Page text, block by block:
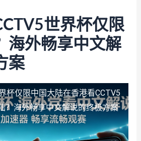
世界杯仅限
海外畅享中文解
案
杯仅限中国大陆在香港看CCTV5
？海外畅享中文解说的终极方案